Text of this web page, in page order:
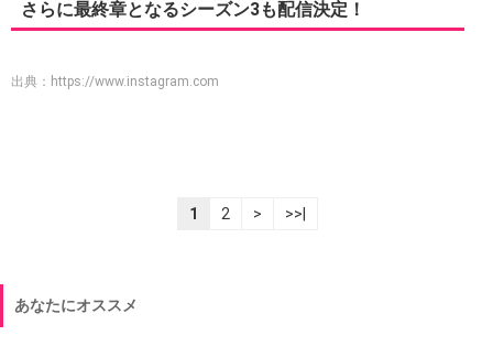
さらに最終章となるシーズン3も配信決定！
出典： https://www.instagram.com
1 2 > >>|
あなたにオススメ